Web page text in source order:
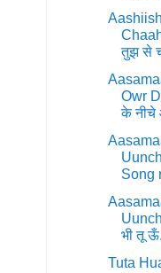
तुझ से
Owr
के नीचे
Song
भी तू
Tuta